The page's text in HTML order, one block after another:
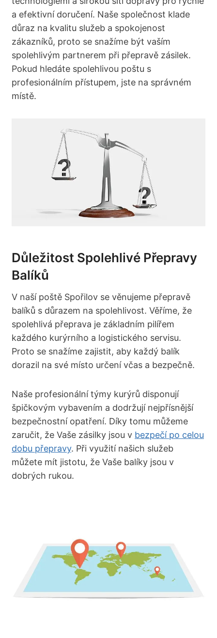
a efektivní doručení. Naše ‍společnost klade
důraz na kvalitu služeb ⁢a spokojenost
zákazníků, proto​ se snažíme být vaším
spolehlivým ‍partnerem ⁣při přepravě zásilek.
⁤Pokud hledáte spolehlivou poštu s
profesionálním⁣ přístupem, jste​ na správném
místě.
Důležitost Spolehlivé Přepravy
Balíků
V naší poště Spořilov se věnujeme přepravě⁢
balíků s důrazem na spolehlivost.‍ Věříme,​ že
spolehlivá přeprava je základním pilířem
⁢každého kurýrního ⁤a logistického servisu.
Proto se snažíme ⁣zajistit, aby každý balík
dorazil na své místo určení ⁣včas a bezpečně.
Naše profesionální týmy kurýrů ⁤disponují
špičkovým vybavením a dodržují nejpřísnější
bezpečnostní opatření. ‍Díky tomu můžeme
zaručit, že Vaše zásilky jsou v bezpečí po celou
dobu přepravy. Při využití našich služeb⁢
můžete mít jistotu, ⁤že Vaše balíky ​jsou v
dobrých rukou.